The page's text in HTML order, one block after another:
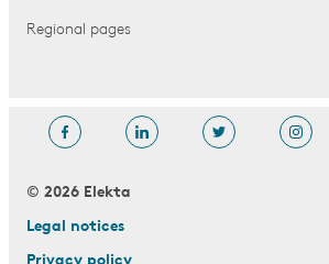
Regional pages
© 2026 Elekta
Legal notices